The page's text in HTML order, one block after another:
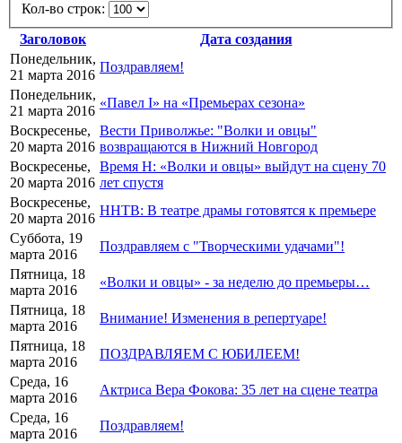
Кол-во строк:
Заголовок
Дата создания
Понедельник,
21 марта 2016
Поздравляем!
Понедельник,
21 марта 2016
«Павел I» на «Премьерах сезона»
Воскресенье,
20 марта 2016
Вести Приволжье: "Волки и овцы"
возвращаются в Нижний Новгород
Воскресенье,
20 марта 2016
Время Н: «Волки и овцы» выйдут на сцену 70
лет спустя
Воскресенье,
20 марта 2016
ННТВ: В театре драмы готовятся к премьере
Суббота, 19
марта 2016
Поздравляем с "Творческими удачами"!
Пятница, 18
марта 2016
«Волки и овцы» - за неделю до премьеры…
Пятница, 18
марта 2016
Внимание! Изменения в репертуаре!
Пятница, 18
марта 2016
ПОЗДРАВЛЯЕМ С ЮБИЛЕЕМ!
Среда, 16
марта 2016
Актриса Вера Фокова: 35 лет на сцене театра
Среда, 16
марта 2016
Поздравляем!